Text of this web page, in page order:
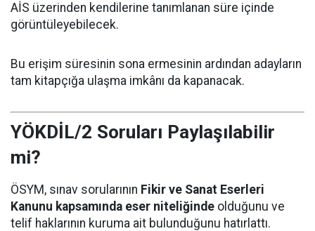
AİS üzerinden kendilerine tanımlanan süre içinde
görüntüleyebilecek.
Bu erişim süresinin sona ermesinin ardından adayların
tam kitapçığa ulaşma imkânı da kapanacak.
YÖKDİL/2 Soruları Paylaşılabilir
mi?
ÖSYM, sınav sorularının Fikir ve Sanat Eserleri
Kanunu kapsamında eser niteliğinde olduğunu ve
telif haklarının kuruma ait bulunduğunu hatırlattı.